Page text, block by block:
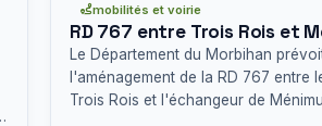
mobilités et voirie
RD 767 entre Trois Rois et
Le Département du Morbihan
l'aménagement de la RD 767 entre
Trois Rois et l'échangeur de